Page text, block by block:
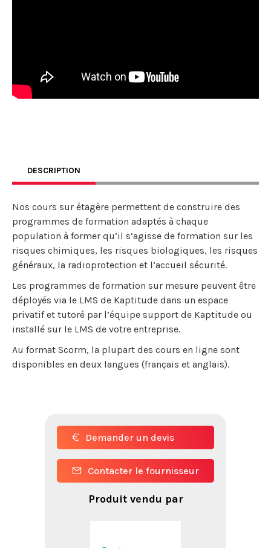
DESCRIPTION
Nos cours sur étagère permettent de construire des
programmes de formation adaptés à chaque
population à former qu’il s’agisse de formation sur les
risques chimiques, les risques biologiques, les risques
généraux, la radioprotection et l’accueil sécurité.
Les programmes de formation sur mesure peuvent être
déployés via le LMS de Kaptitude dans un espace
privatif et tutoré par l’équipe support de Kaptitude ou
installé sur le LMS de votre entreprise.
Au format Scorm, la plupart des cours en ligne sont
disponibles en deux langues (français et anglais).
Demander un devis
Contacter le fournisseur
Produit vendu par